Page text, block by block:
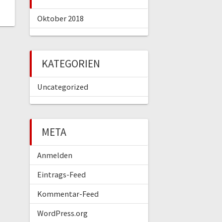
Oktober 2018
KATEGORIEN
Uncategorized
META
Anmelden
Eintrags-Feed
Kommentar-Feed
WordPress.org